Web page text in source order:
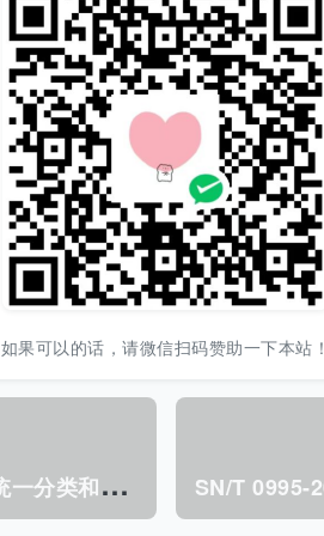
如果可以的话，请微信扫码赞助一下本站！
S
N/T 3083.2-2012 全球化学品统一分类和标签制度(GHS) 第2部分:标签和安全数据单的可理解性 测试方法.pdf